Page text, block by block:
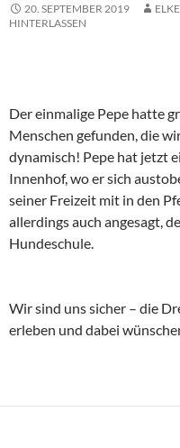
20. SEPTEMBER 2019
HINTERLASSEN
Der einmalige Pepe hatte
Menschen gefunden, die
dynamisch! Pepe hat jetzt
Innenhof, wo er sich
seiner Freizeit mit in den
allerdings auch angesagt,
Hundeschule.
Wir sind uns sicher – die
erleben und dabei